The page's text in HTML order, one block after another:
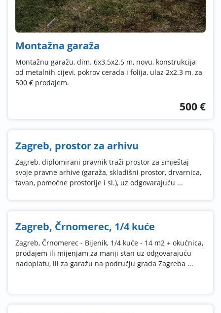
Montažna garaža
Montažnu garažu, dim. 6x3.5x2.5 m, novu, konstrukcija
od metalnih cijevi, pokrov cerada i folija, ulaz 2x2.3 m, za
500 € prodajem.
500 €
Zagreb, prostor za arhivu
Zagreb, diplomirani pravnik traži prostor za smještaj
svoje pravne arhive (garaža, skladišni prostor, drvarnica,
tavan, pomoćne prostorije i sl.), uz odgovarajuću ...
Zagreb, Črnomerec, 1/4 kuće
Zagreb, Črnomerec - Bijenik, 1/4 kuće - 14 m2 + okućnica,
prodajem ili mijenjam za manji stan uz odgovarajuću
nadoplatu, ili za garažu na području grada Zagreba ...